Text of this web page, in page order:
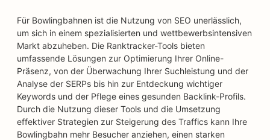
Für Bowlingbahnen ist die Nutzung von SEO unerlässlich,
um sich in einem spezialisierten und wettbewerbsintensiven
Markt abzuheben. Die Ranktracker-Tools bieten
umfassende Lösungen zur Optimierung Ihrer Online-
Präsenz, von der Überwachung Ihrer Suchleistung und der
Analyse der SERPs bis hin zur Entdeckung wichtiger
Keywords und der Pflege eines gesunden Backlink-Profils.
Durch die Nutzung dieser Tools und die Umsetzung
effektiver Strategien zur Steigerung des Traffics kann Ihre
Bowlingbahn mehr Besucher anziehen, einen starken